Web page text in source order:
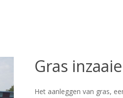
Gras
Het aanleggen van gras,